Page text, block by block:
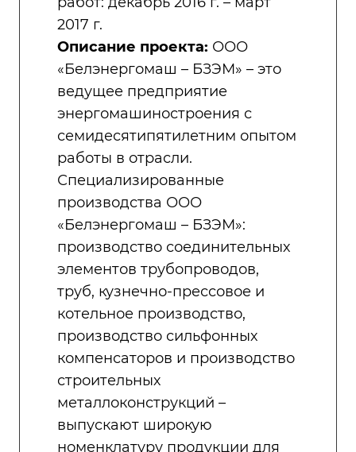
2017 г.
Описание проекта: ООО
«Белэнергомаш – БЗЭМ» – это
ведущее предприятие
энергомашиностроения с
семидесятипятилетним опытом
работы в отрасли.
Специализированные
производства ООО
«Белэнергомаш – БЗЭМ»:
производство соединительных
элементов трубопроводов,
труб, кузнечно-прессовое и
котельное производство,
производство сильфонных
компенсаторов и производство
строительных
металлоконструкций –
выпускают широкую
номенклатуру продукции для